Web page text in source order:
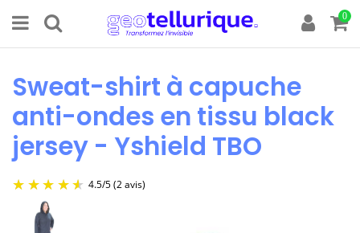
0
Sweat-shirt à capuche
anti-ondes en tissu black
jersey - Yshield TBO